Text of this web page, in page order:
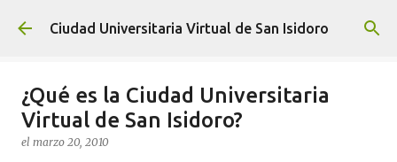
Ir al contenido principal
Ciudad Universitaria Virtual de San Isidoro
¿Qué es la Ciudad Universitaria
Virtual de San Isidoro?
el marzo 20, 2010